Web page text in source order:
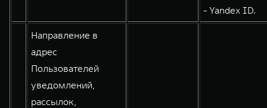
- Yandex ID.
Направление в
адрес
Пользователей
уведомлений,
рассылок,